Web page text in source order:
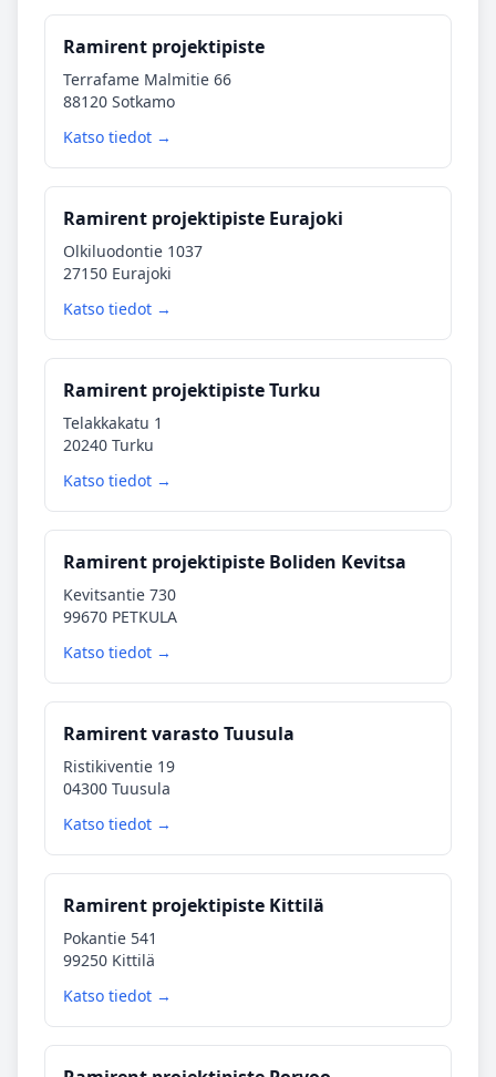
Ramirent projektipiste
Terrafame Malmitie 66
88120 Sotkamo
Katso tiedot →
Ramirent projektipiste Eurajoki
Olkiluodontie 1037
27150 Eurajoki
Katso tiedot →
Ramirent projektipiste Turku
Telakkakatu 1
20240 Turku
Katso tiedot →
Ramirent projektipiste Boliden Kevitsa
Kevitsantie 730
99670 PETKULA
Katso tiedot →
Ramirent varasto Tuusula
Ristikiventie 19
04300 Tuusula
Katso tiedot →
Ramirent projektipiste Kittilä
Pokantie 541
99250 Kittilä
Katso tiedot →